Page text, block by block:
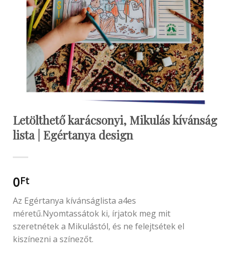
Letölthető karácsonyi, Mikulás kívánság
lista | Egértanya design
0Ft
Az Egértanya kívánságlista a4es
méretű.Nyomtassátok ki, írjatok meg mit
szeretnétek a Mikulástól, és ne felejtsétek el
kiszínezni a színezőt.